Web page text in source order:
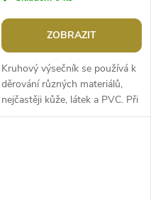
ZOBRAZIT
Kruhový výsečník se používá k
děrování různých materiálů,
nejčastěji kůže, látek a PVC. Při
vysekávání materiálu